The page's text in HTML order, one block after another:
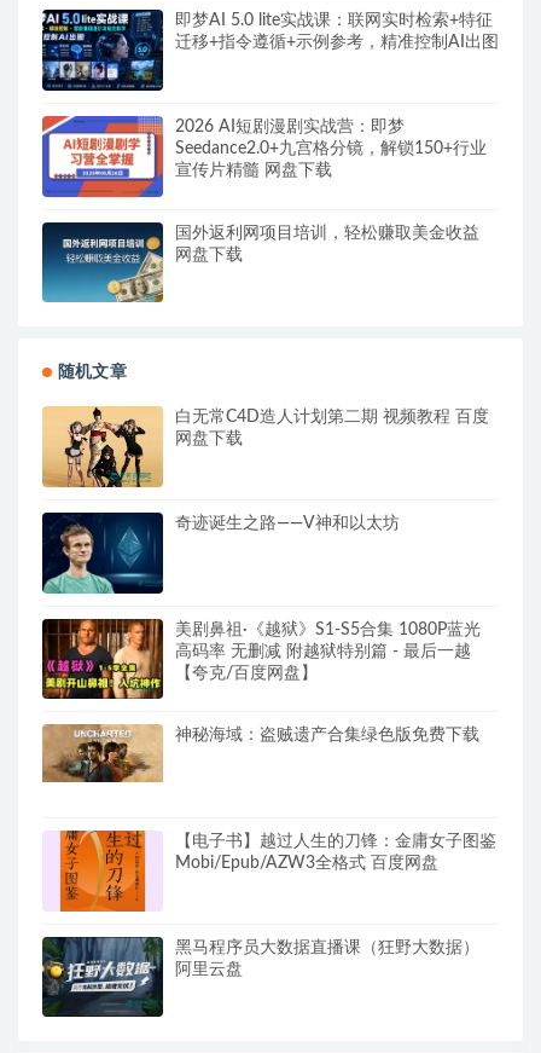
即梦AI 5.0 lite实战课：联网实时检索+特征
迁移+指令遵循+示例参考，精准控制AI出图
2026 AI短剧漫剧实战营：即梦
Seedance2.0+九宫格分镜，解锁150+行业
宣传片精髓 网盘下载
国外返利网项目培训，轻松赚取美金收益
网盘下载
随机文章
白无常C4D造人计划第二期 视频教程 百度
网盘下载
奇迹诞生之路——V神和以太坊
美剧鼻祖·《越狱》S1-S5合集 1080P蓝光
高码率 无删减 附越狱特别篇 - 最后一越
【夸克/百度网盘】
神秘海域：盗贼遗产合集绿色版免费下载
【电子书】越过人生的刀锋：金庸女子图鉴
Mobi/Epub/AZW3全格式 百度网盘
黑马程序员大数据直播课（狂野大数据）
阿里云盘